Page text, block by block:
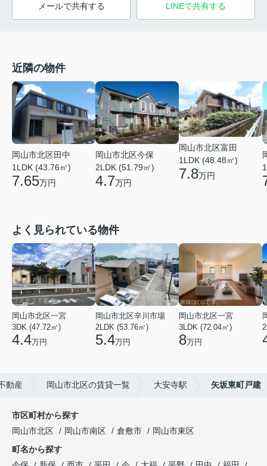
メールで共有する LINEで共有する
近隣の物件
岡山市北区田中
1LDK (43.76㎡)
7.65万円
岡山市北区今保
2LDK (51.79㎡)
4.7万円
岡山市北区富田
1LDK (48.48㎡)
7.8万円
よく見られている物件
岡山市北区一宮
3DK (47.72㎡)
4.4万円
岡山市北区辛川市場
2LDK (53.76㎡)
5.4万円
岡山市北区一宮
3LDK (72.04㎡)
8万円
動産 岡山市北区の賃貸一覧 大安寺駅 矢坂東町戸建
市区町村から探す
岡山市北区
岡山市南区 倉敷市
岡山市東区
町名から探す